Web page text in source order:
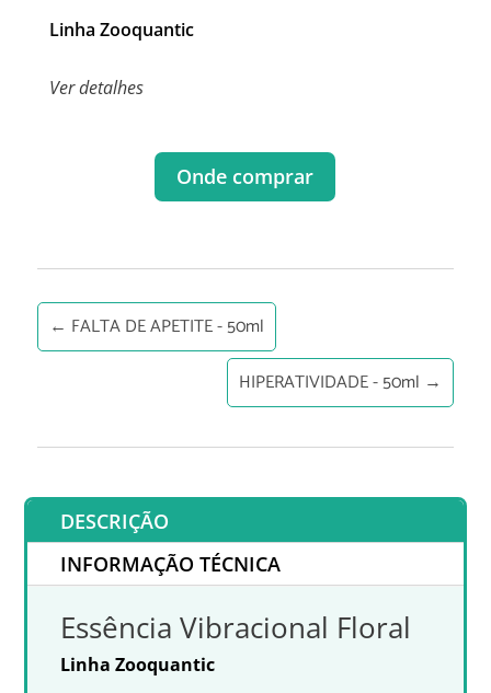
Linha Zooquantic
Ver detalhes
Onde comprar
← FALTA DE APETITE - 50ml
HIPERATIVIDADE - 50ml →
DESCRIÇÃO
INFORMAÇÃO TÉCNICA
Essência Vibracional Floral
Linha Zooquantic